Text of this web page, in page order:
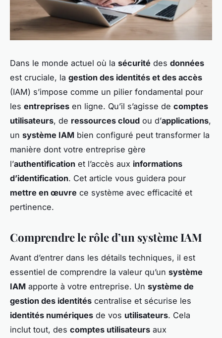
Dans le monde actuel où la sécurité des données
est cruciale, la gestion des identités et des accès
(IAM) s’impose comme un pilier fondamental pour
les entreprises en ligne. Qu’il s’agisse de comptes
utilisateurs, de ressources cloud ou d’applications,
un système IAM bien configuré peut transformer la
manière dont votre entreprise gère
l’authentification et l’accès aux informations
d’identification. Cet article vous guidera pour
mettre en œuvre ce système avec efficacité et
pertinence.
Comprendre le rôle d’un système IAM
Avant d’entrer dans les détails techniques, il est
essentiel de comprendre la valeur qu’un système
IAM apporte à votre entreprise. Un système de
gestion des identités centralise et sécurise les
identités numériques de vos utilisateurs. Cela
inclut tout, des comptes utilisateurs aux